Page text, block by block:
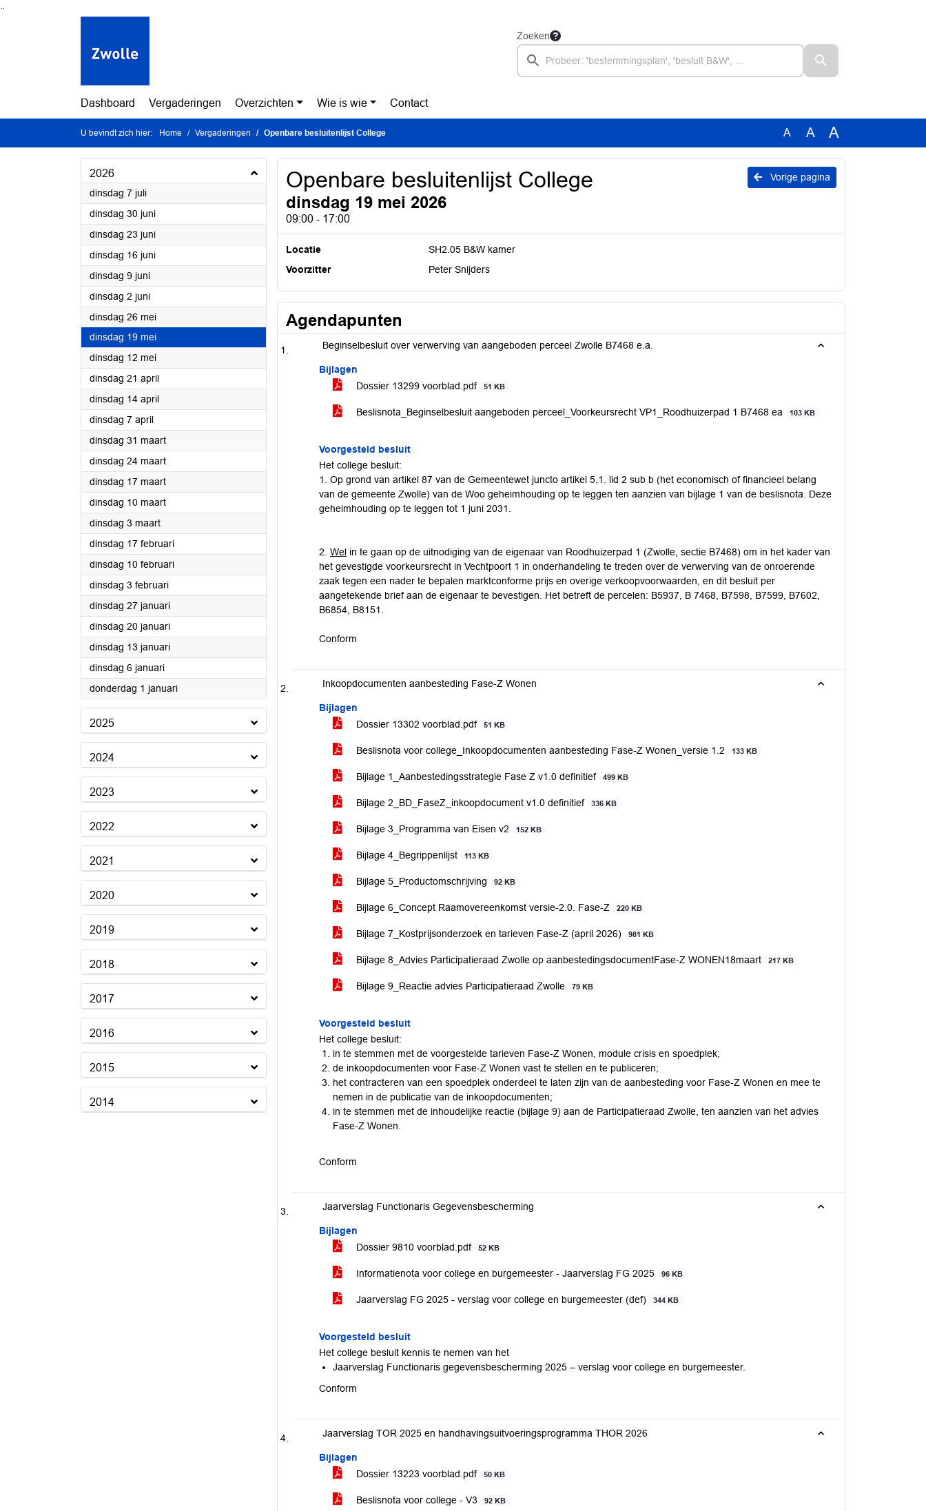
Ga naar de inhoud van deze pagina
Ga naar het zoeken
Ga naar het menu
Zoeken
Dashboard Vergaderingen Overzichten Wie is wie Contact
U bevindt zich hier: Home Vergaderingen Openbare besluitenlijst College A A A
2026
dinsdag 7 juli2026
dinsdag 30 juni2026
dinsdag 23 juni2026
dinsdag 16 juni2026
dinsdag 9 juni2026
dinsdag 2 juni2026
dinsdag 26 mei2026
dinsdag 19 mei2026
dinsdag 12 mei2026
dinsdag 21 april2026
dinsdag 14 april2026
dinsdag 7 april2026
dinsdag 31 maart2026
dinsdag 24 maart2026
dinsdag 17 maart2026
dinsdag 10 maart2026
dinsdag 3 maart2026
dinsdag 17 februari2026
dinsdag 10 februari2026
dinsdag 3 februari2026
dinsdag 27 januari2026
dinsdag 20 januari2026
dinsdag 13 januari2026
dinsdag 6 januari2026
donderdag 1 januari2026
2025
2024
2023
2022
2021
2020
2019
2018
2017
2016
2015
2014
Vorige pagina
Openbare besluitenlijst College
dinsdag 19 mei 2026
09:00 - 17:00
Locatie
SH2.05 B&W kamer
Voorzitter
Peter Snijders
Agendapunten
Beginselbesluit over verwerving van aangeboden perceel Zwolle B7468 e.a.
Bijlagen
Dossier 13299 voorblad.pdf
51 KB
Beslisnota_Beginselbesluit aangeboden perceel_Voorkeursrecht VP1_Roodhuizerpad 1 B7468 ea 103 KB
Voorgesteld besluit
Het college besluit:
1. Op grond van artikel 87 van de Gemeentewet juncto artikel 5.1. lid 2 sub b (het economisch of financieel belang
van de gemeente Zwolle) van de Woo geheimhouding op te leggen ten aanzien van bijlage 1 van de beslisnota. Deze
geheimhouding op te leggen tot 1 juni 2031.
2. Wel in te gaan op de uitnodiging van de eigenaar van Roodhuizerpad 1 (Zwolle, sectie B7468) om in het kader van
het gevestigde voorkeursrecht in Vechtpoort 1 in onderhandeling te treden over de verwerving van de onroerende
zaak tegen een nader te bepalen marktconforme prijs en overige verkoopvoorwaarden, en dit besluit per
aangetekende brief aan de eigenaar te bevestigen. Het betreft de percelen: B5937, B 7468, B7598, B7599, B7602,
B6854, B8151.
Conform
Inkoopdocumenten aanbesteding Fase-Z Wonen
Bijlagen
Dossier 13302 voorblad.pdf
51 KB
Beslisnota voor college_Inkoopdocumenten aanbesteding Fase-Z Wonen_versie 1.2 133 KB
Bijlage 1_Aanbestedingsstrategie Fase Z v1.0 definitief 499 KB
Bijlage 2_BD_FaseZ_inkoopdocument v1.0 definitief 336 KB
Bijlage 3_Programma van Eisen v2 152 KB
Bijlage 4_Begrippenlijst 113 KB
Bijlage 5_Productomschrijving 92 KB
Bijlage 6_Concept Raamovereenkomst versie-2.0. Fase-Z 220 KB
Bijlage 7_Kostprijsonderzoek en tarieven Fase-Z (april 2026) 981 KB
Bijlage 8_Advies Participatieraad Zwolle op aanbestedingsdocumentFase-Z WONEN18maart 217 KB
Bijlage 9_Reactie advies Participatieraad Zwolle 79 KB
Voorgesteld besluit
Het college besluit:
in te stemmen met de voorgestelde tarieven Fase-Z Wonen, module crisis en spoedplek;
de inkoopdocumenten voor Fase-Z Wonen vast te stellen en te publiceren;
het contracteren van een spoedplek onderdeel te laten zijn van de aanbesteding voor Fase-Z Wonen en mee te
nemen in de publicatie van de inkoopdocumenten;
in te stemmen met de inhoudelijke reactie (bijlage 9) aan de Participatieraad Zwolle, ten aanzien van het advies
Fase-Z Wonen.
Conform
Jaarverslag Functionaris Gegevensbescherming
Bijlagen
Dossier 9810 voorblad.pdf
52 KB
Informatienota voor college en burgemeester - Jaarverslag FG 2025 96 KB
Jaarverslag FG 2025 - verslag voor college en burgemeester (def) 344 KB
Voorgesteld besluit
Het college besluit kennis te nemen van het
Jaarverslag Functionaris gegevensbescherming 2025 – verslag voor college en burgemeester.
Conform
Jaarverslag TOR 2025 en handhavingsuitvoeringsprogramma THOR 2026
Bijlagen
Dossier 13223 voorblad.pdf
50 KB
Beslisnota voor college - V3 92 KB